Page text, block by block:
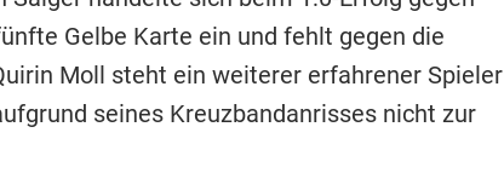
Gelbe Karte ein und fehlt gegen die
Moll steht ein weiterer erfahrener Spieler
seines Kreuzbandanrisses nicht zur